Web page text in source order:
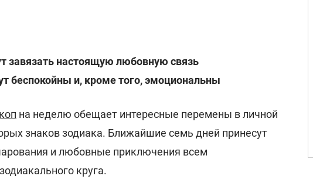
завязать настоящую любовную связь
беспокойны и, кроме того, эмоциональны
на неделю обещает интересные перемены в личной
знаков зодиака. Ближайшие семь дней принесут
и любовные приключения всем
круга.